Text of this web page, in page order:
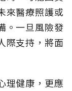
來醫療照護或
。一旦風險發
際支持，將面
理健康，更應